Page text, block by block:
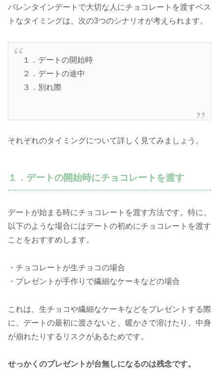
バレンタインデートで大切な人にチョコレートを渡すベス
トなタイミングは、次の3つのシナリオが考えられます。
１．デートの開始時
２．デートの途中
３．別れ際
それぞれのタイミングについて詳しく見てみましょう。
１．デートの開始時にチョコレートを渡す
デートが始まる時にチョコレートを渡す方法です。特に、
以下のような場合にはデートの初めにチョコレートを渡す
ことをおすすめします。
・チョコレートが生チョコの場合
・プレゼントが手作りで繊細なケーキなどの場合
これは、生チョコや繊細なケーキなどをプレゼントする際
に、デートの最初に渡さないと、暖かさで溶けたり、中身
が崩れたりするリスクがあるためです。
せっかくのプレゼントが台無しになるのは残念です。